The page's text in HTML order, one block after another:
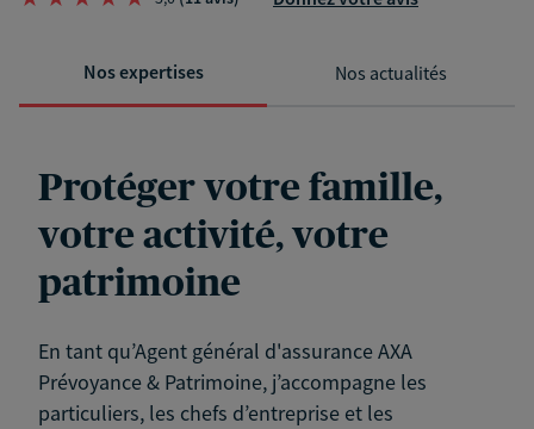
Nos expertises Nos actualités
Protéger votre famille,
votre activité, votre
patrimoine
En tant qu’Agent général d'assurance AXA
Prévoyance & Patrimoine, j’accompagne les
particuliers, les chefs d’entreprise et les